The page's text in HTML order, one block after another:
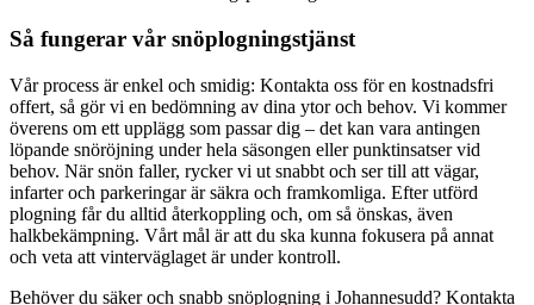
Så fungerar vår snöplogningstjänst
Vår process är enkel och smidig: Kontakta oss för en kostnadsfri
offert, så gör vi en bedömning av dina ytor och behov. Vi kommer
överens om ett upplägg som passar dig – det kan vara antingen
löpande snöröjning under hela säsongen eller punktinsatser vid
behov. När snön faller, rycker vi ut snabbt och ser till att vägar,
infarter och parkeringar är säkra och framkomliga. Efter utförd
plogning får du alltid återkoppling och, om så önskas, även
halkbekämpning. Vårt mål är att du ska kunna fokusera på annat
och veta att vinterväglaget är under kontroll.
Behöver du säker och snabb snöplogning i Johannesudd? Kontakta